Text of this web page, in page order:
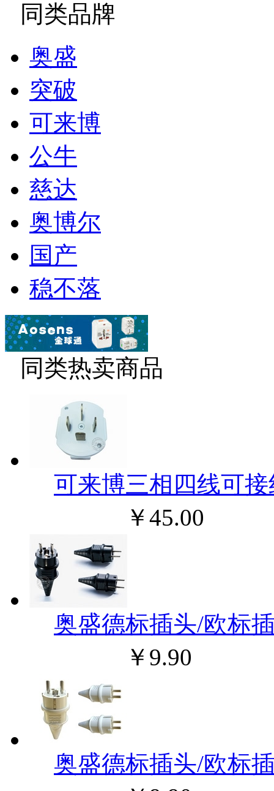
同类品牌
奥盛
突破
可来博
公牛
慈达
奥博尔
国产
稳不落
同类热卖商品
可来博三相四线可
￥45.00
奥盛德标插头/欧标
￥9.90
奥盛德标插头/欧标